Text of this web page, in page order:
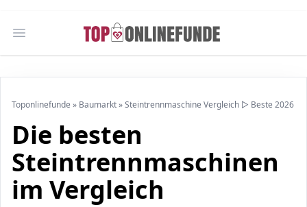
Open main menu
Toponlinefunde » Baumarkt»Steintrennmaschine Vergleich ▷ Beste 2026
Die besten
Steintrennmaschinen
im Vergleich